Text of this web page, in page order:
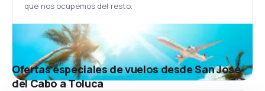
que nos ocupemos del resto.
Ofertas especiales de vuelos desde San José
del Cabo a Toluca